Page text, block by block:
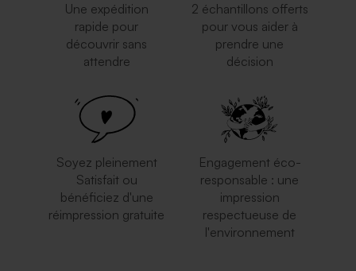
Une expédition
rapide pour
découvrir sans
attendre
2 échantillons offerts
pour vous aider à
prendre une
décision
Soyez pleinement
Satisfait ou
bénéficiez d'une
réimpression gratuite
Engagement éco-
responsable : une
impression
respectueuse de
l'environnement